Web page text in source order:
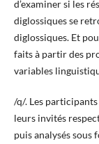
d’examiner si les
diglossiques se
diglossiques. Et
faits à partir des
variables
/q/. Les
leurs invités
puis analysés sous